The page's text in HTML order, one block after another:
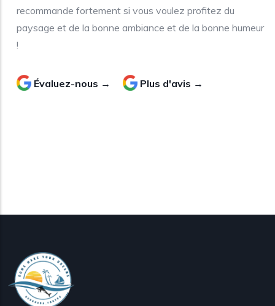
recommande fortement si vous voulez profitez du
paysage et de la bonne ambiance et de la bonne humeur
!
Évaluez-nous → Plus d'avis →